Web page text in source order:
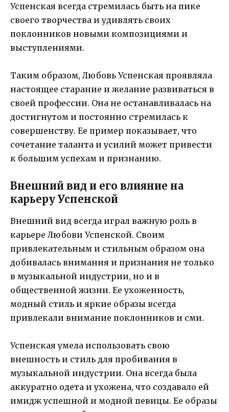
Успенская всегда стремилась быть на пике
своего творчества и удивлять своих
поклонников новыми композициями и
выступлениями.
Таким образом, Любовь Успенская проявляла
настоящее старание и желание развиваться в
своей профессии. Она не останавливалась на
достигнутом и постоянно стремилась к
совершенству. Ее пример показывает, что
сочетание таланта и усилий может привести
к большим успехам и признанию.
Внешний вид и его влияние на
карьеру Успенской
Внешний вид всегда играл важную роль в
карьере Любови Успенской. Своим
привлекательным и стильным образом она
добивалась внимания и признания не только
в музыкальной индустрии, но и в
общественной жизни. Ее ухоженность,
модный стиль и яркие образы всегда
привлекали внимание поклонников и сми.
Успенская умела использовать свою
внешность и стиль для пробивания в
музыкальной индустрии. Она всегда была
аккуратно одета и ухожена, что создавало ей
имидж успешной и модной певицы. Ее образы